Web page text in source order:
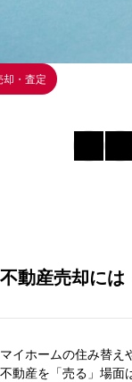
却・査定
不動産売却には
マイホームの住み替
不動産を「売る」場面